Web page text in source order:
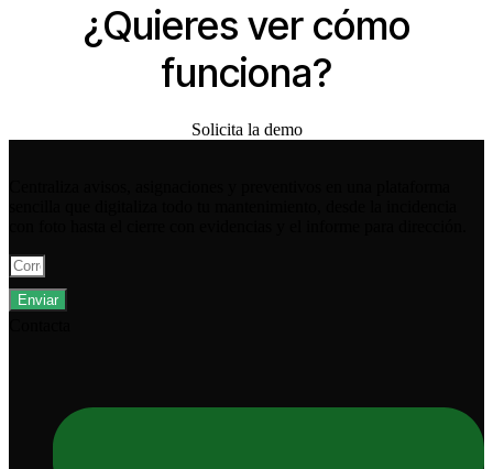
¿Quieres ver cómo
funciona?
Solicita la demo
Enviar